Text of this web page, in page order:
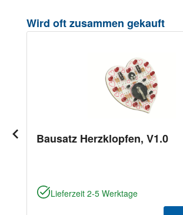
Produktgalerie überspringen
Wird oft zusammen gekauft
Bausatz Herzklopfen, V1.0
Lieferzeit 2-5 Werktage